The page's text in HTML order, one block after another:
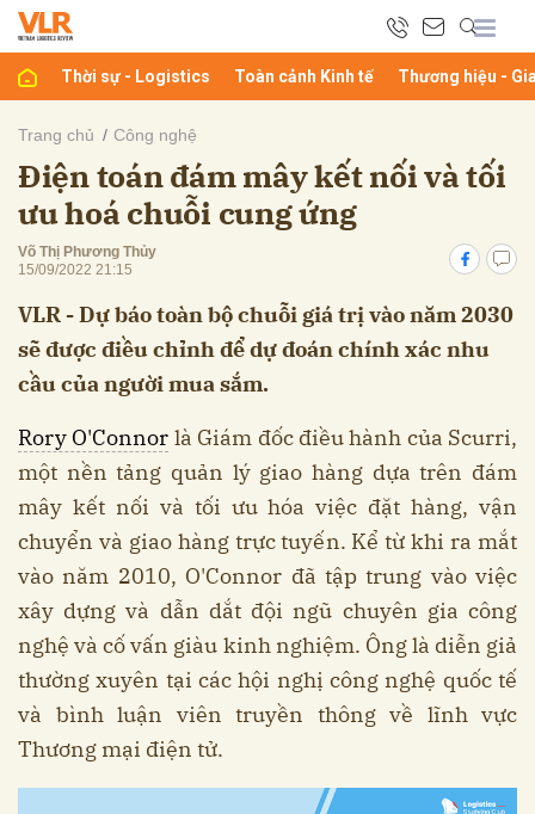
Thời sự - Logistics Toàn cảnh Kinh tế Thương hiệu -
Trang chủ Công nghệ
Điện toán đám mây kết nối và tối
ưu hoá chuỗi cung ứng
Võ Thị Phương Thủy
15/09/2022 21:15
VLR - Dự báo toàn bộ chuỗi giá trị vào năm 2030
sẽ được điều chỉnh để dự đoán chính xác nhu
cầu của người mua sắm.
Rory O'Connor là Giám đốc điều hành của Scurri,
một nền tảng quản lý giao hàng dựa trên đám
mây kết nối và tối ưu hóa việc đặt hàng, vận
chuyển và giao hàng trực tuyến. Kể từ khi ra mắt
vào năm 2010, O'Connor đã tập trung vào việc
xây dựng và dẫn dắt đội ngũ chuyên gia công
nghệ và cố vấn giàu kinh nghiệm. Ông là diễn giả
thường xuyên tại các hội nghị công nghệ quốc tế
và bình luận viên truyền thông về lĩnh vực
Thương mại điện tử.
luận
Hủy